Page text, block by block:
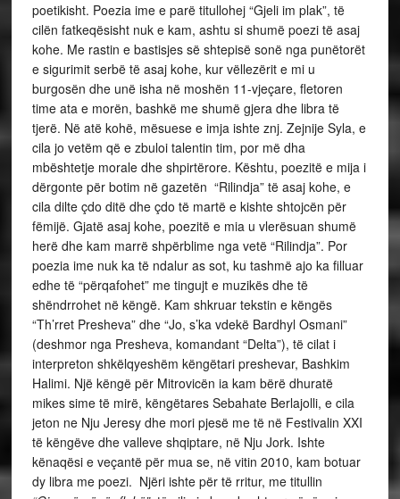
poetikisht. Poezia ime e parë titullohej “Gjeli im plak”, të
cilën fatkeqësisht nuk e kam, ashtu si shumë poezi të asaj
kohe. Me rastin e bastisjes së shtepisë sonë nga punëtorët
e sigurimit serbë të asaj kohe, kur vëllezërit e mi u
burgosën dhe unë isha në moshën 11-vjeçare, fletoren
time ata e morën, bashkë me shumë gjera dhe libra të
tjerë. Në atë kohë, mësuese e imja ishte znj. Zejnije Syla, e
cila jo vetëm që e zbuloi talentin tim, por më dha
mbështetje morale dhe shpirtërore. Kështu, poezitë e mija i
dërgonte për botim në gazetën “Rilindja” të asaj kohe, e
cila dilte çdo ditë dhe çdo të martë e kishte shtojcën për
fëmijë. Gjatë asaj kohe, poezitë e mia u vlerësuan shumë
herë dhe kam marrë shpërblime nga vetë “Rilindja”. Por
poezia ime nuk ka të ndalur as sot, ku tashmë ajo ka filluar
edhe të “përqafohet” me tingujt e muzikës dhe të
shëndrrohet në këngë. Kam shkruar tekstin e këngës
“Th’rret Presheva” dhe “Jo, s’ka vdekë Bardhyl Osmani”
(deshmor nga Presheva, komandant “Delta”), të cilat i
interpreton shkëlqyeshëm këngëtari preshevar, Bashkim
Halimi. Një këngë për Mitrovicën ia kam bërë dhuratë
mikes sime të mirë, këngëtares Sebahate Berlajolli, e cila
jeton ne Nju Jeresy dhe mori pjesë me të në Festivalin XXI
të këngëve dhe valleve shqiptare, në Nju Jork. Ishte
kënaqësi e veçantë për mua se, në vitin 2010, kam botuar
dy libra me poezi. Njëri ishte për të rritur, me titullin